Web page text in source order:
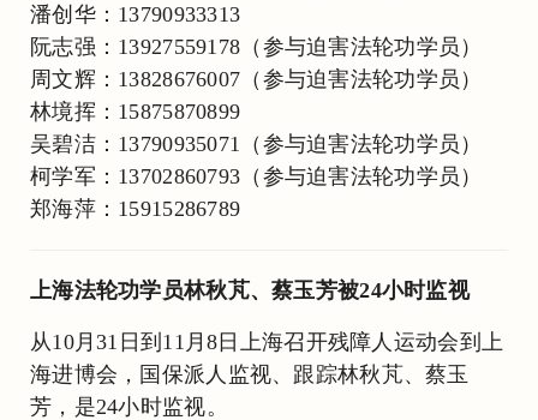
潘创华：13790933313
阮志强：13927559178（参与迫害法轮功学员）
周文辉：13828676007（参与迫害法轮功学员）
林境挥：15875870899
吴碧洁：13790935071（参与迫害法轮功学员）
柯学军：13702860793（参与迫害法轮功学员）
郑海萍：15915286789
上海法轮功学员林秋芃、蔡玉芳被24小时监视
从10月31日到11月8日上海召开残障人运动会到上
海进博会，国保派人监视、跟踪林秋芃、蔡玉
芳，是24小时监视。